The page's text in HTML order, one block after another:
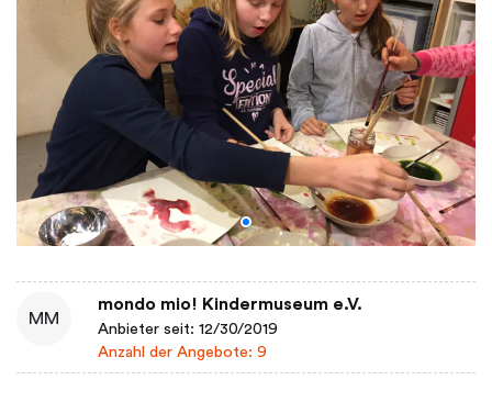
MM
mondo mio! Kindermuseum e.V.
Anbieter seit: 12/30/2019
Anzahl der Angebote: 9